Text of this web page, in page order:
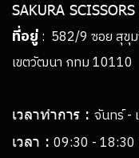
SAKURA
ที่อยู่: 582/9 ซอย สุขุ
เขตวัฒนา กทม 10110
เวลาทำการ : จันทร์ -
เวลา : 09:30 - 18:30